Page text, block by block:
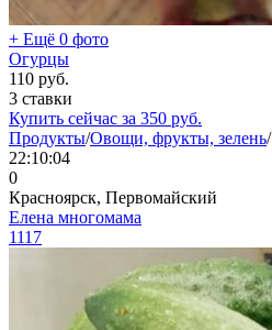
+ Ещё 0 фото
Огурцы
110 руб.
3 ставки
Купить сейчас за 350 руб.
Продукты/Овощи, фрукты, зелень/
22:10:04
0
Красноярск, Первомайский
Елена многомама
1117